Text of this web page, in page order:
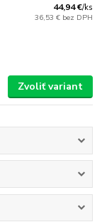
44,94 €/ks
36,53 € bez DPH
Zvoliť variant